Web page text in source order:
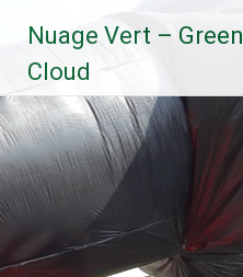
contenu
principal
Nuage Vert – Green
Cloud